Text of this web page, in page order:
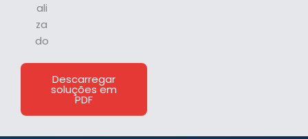
ali
za
do
Descarregar
soluções em
PDF